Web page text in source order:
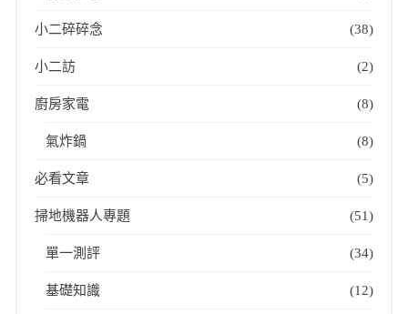
小二碎碎念 (38)
小二訪 (2)
廚房家電 (8)
氣炸鍋 (8)
必看文章 (5)
掃地機器人專題 (51)
單一測評 (34)
基礎知識 (12)